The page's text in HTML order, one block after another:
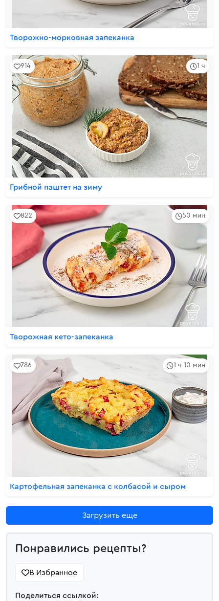
Творожно-морковная запеканка
1 ч
914
Грибной паштет на зиму
50 мин
822
Творожная кето-запеканка
1 ч 10 мин
786
Картофельная запеканка с колбасой и сыром
Загрузить еще
Понравились рецепты?
В Избранное
Поделиться ссылкой: